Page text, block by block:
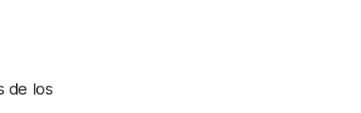
de los